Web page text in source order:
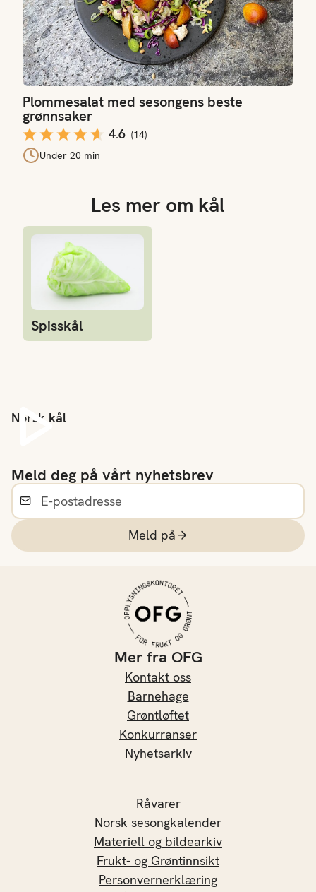
Plommesalat med sesongens beste
grønnsaker
4.6 (14)
Under 20 min
Les mer om kål
Spisskål
Spisskål
Norsk kål
Spill av video
Meld deg på vårt nyhetsbrev
Meld på
Mer fra OFG
Kontakt oss
Barnehage
Grøntløftet
Konkurranser
Nyhetsarkiv
Råvarer
Norsk sesongkalender
Materiell og bildearkiv
Frukt- og Grøntinnsikt
Personvernerklæring